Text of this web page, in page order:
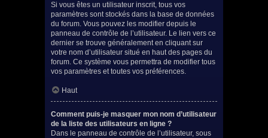
Si vous êtes un utilisateur inscrit, tous vos
paramètres sont stockés dans la base de données
du forum. Vous pouvez les modifier depuis le
panneau de contrôle de l’utilisateur. Le lien vers ce
dernier se trouve généralement en cliquant sur
votre nom d’utilisateur situé en haut des pages du
forum. Ce système vous permettra de modifier tous
vos paramètres et toutes vos préférences.
Haut
Comment puis-je masquer mon nom d’utilisateur
de la liste des utilisateurs en ligne ?
Dans le panneau de contrôle de l’utilisateur, sous